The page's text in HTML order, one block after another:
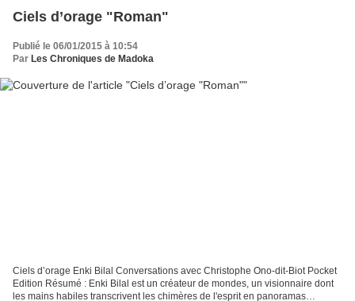
Ciels d’orage "Roman"
Publié le 06/01/2015 à 10:54
Par Les Chroniques de Madoka
Ciels d’orage Enki Bilal Conversations avec Christophe Ono-dit-Biot Pocket
Edition Résumé : Enki Bilal est un créateur de mondes, un visionnaire dont
les mains habiles transcrivent les chimères de l'esprit en panoramas